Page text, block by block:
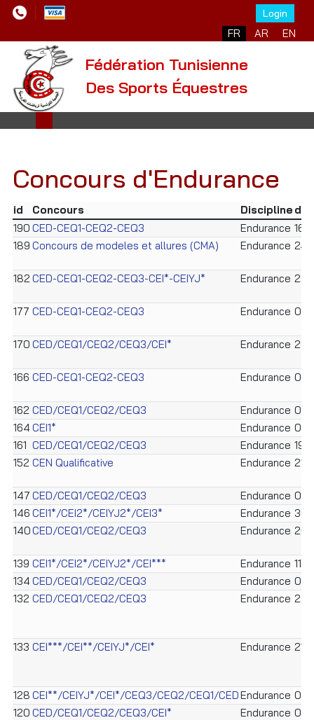
Login
FR AR EN
Fédération Tunisienne
Des Sports Équestres
Concours d'Endurance
id Concours Discipline
190 CED-CEQ1-CEQ2-CEQ3 Endurance 16/
189 Concours de modeles et allures (CMA) Endurance 24/
182 CED-CEQ1-CEQ2-CEQ3-CEI*-CEIYJ* Endurance 22/
177 CED-CEQ1-CEQ2-CEQ3 Endurance 08/
170 CED/CEQ1/CEQ2/CEQ3/CEI* Endurance 28/
166 CED-CEQ1-CEQ2-CEQ3 Endurance 07/
162 CED/CEQ1/CEQ2/CEQ3 Endurance 09/
164 CEI1* Endurance 08/
161 CED/CEQ1/CEQ2/CEQ3 Endurance 19/
152 CEN Qualificative Endurance 21/
147 CED/CEQ1/CEQ2/CEQ3 Endurance 01/
146 CEI1*/CEI2*/CEIYJ2*/CEI3* Endurance
140CED/CEQ1/CEQ2/CEQ3 Endurance
139 CEI1*/CEI2*/CEIYJ2*/CEI*** Endurance 11/
134 CED/CEQ1/CEQ2/CEQ3 Endurance 09/
132 CED/CEQ1/CEQ2/CEQ3 Endurance 22/
133 CEI***/CEI**/CEIYJ*/CEI* Endurance 21/
128 CEI**/CEIYJ*/CEI*/CEQ3/CEQ2/CEQ1/CEDEndurance 04/
120 CED/CEQ1/CEQ2/CEQ3/CEI* Endurance 01/